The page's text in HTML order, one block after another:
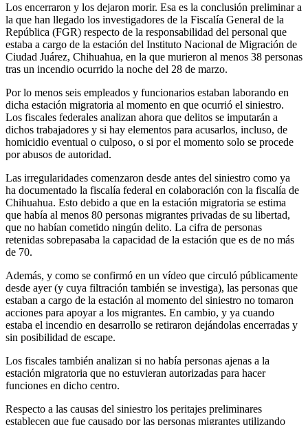
Twitter
Los encerraron y los dejaron morir. Esa es la conclusión preliminar a
la que han llegado los investigadores de la Fiscalía General de la
República (FGR) respecto de la responsabilidad del personal que
estaba a cargo de la estación del Instituto Nacional de Migración de
Ciudad Juárez, Chihuahua, en la que murieron al menos 38 personas
tras un incendio ocurrido la noche del 28 de marzo.
Por lo menos seis empleados y funcionarios estaban laborando en
dicha estación migratoria al momento en que ocurrió el siniestro.
Los fiscales federales analizan ahora que delitos se imputarán a
dichos trabajadores y si hay elementos para acusarlos, incluso, de
homicidio eventual o culposo, o si por el momento solo se procede
por abusos de autoridad.
Las irregularidades comenzaron desde antes del siniestro como ya
ha documentado la fiscalía federal en colaboración con la fiscalía de
Chihuahua. Esto debido a que en la estación migratoria se estima
que había al menos 80 personas migrantes privadas de su libertad,
que no habían cometido ningún delito. La cifra de personas
retenidas sobrepasaba la capacidad de la estación que es de no más
de 70.
Además, y como se confirmó en un vídeo que circuló públicamente
desde ayer (y cuya filtración también se investiga), las personas que
estaban a cargo de la estación al momento del siniestro no tomaron
acciones para apoyar a los migrantes. En cambio, y ya cuando
estaba el incendio en desarrollo se retiraron dejándolas encerradas y
sin posibilidad de escape.
Los fiscales también analizan si no había personas ajenas a la
estación migratoria que no estuvieran autorizadas para hacer
funciones en dicho centro.
Respecto a las causas del siniestro los peritajes preliminares
establecen que fue causado por las personas migrantes utilizando